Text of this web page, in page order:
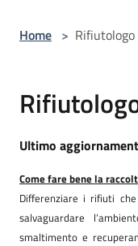
Home > Rifiutologo
Ultimo
Come fare bene la
Differenziare i rifiuti
salvaguardare
smaltimento e